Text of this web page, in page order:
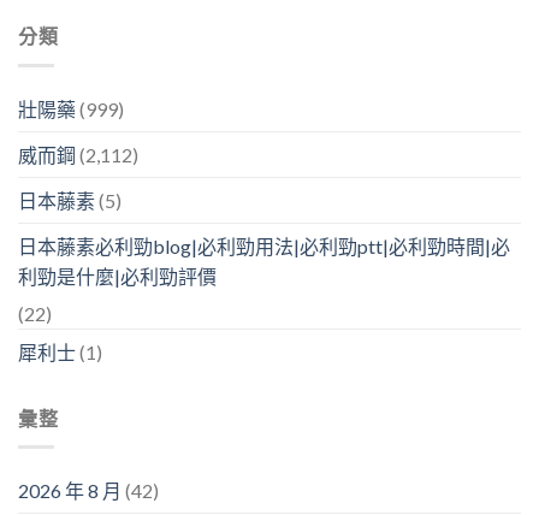
分類
壯陽藥(999)
威而鋼 (2,112)
日本藤素(5)
日本藤素必利勁blog|必利勁用法|必利勁ptt|必利勁時間|必
利勁是什麼|必利勁評價
(22)
犀利士(1)
彙整
2026 年 8 月 (42)